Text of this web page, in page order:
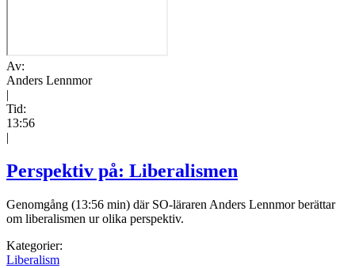
Av:
Anders Lennmor
|
Tid:
13:56
|
Perspektiv på: Liberalismen
Genomgång (13:56 min) där SO-läraren Anders Lennmor berättar
om liberalismen ur olika perspektiv.
Kategorier:
Liberalism